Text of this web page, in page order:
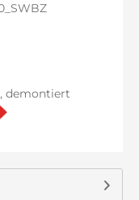
demontiert